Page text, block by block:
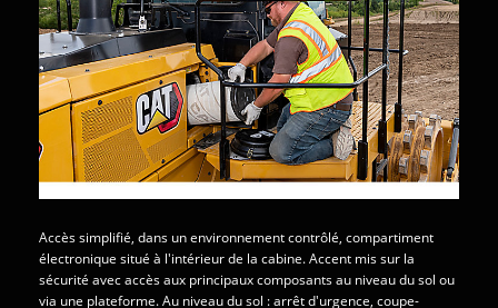
Accès simplifié, dans un environnement contrôlé, compartiment
électronique situé à l'intérieur de la cabine. Accent mis sur la
sécurité avec accès aux principaux composants au niveau du sol ou
via une plateforme. Au niveau du sol : arrêt d'urgence, coupe-